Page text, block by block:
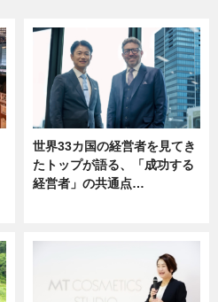
世界33カ国の経営者を見てき
たトップが語る、「成功する
経営者」の共通点…